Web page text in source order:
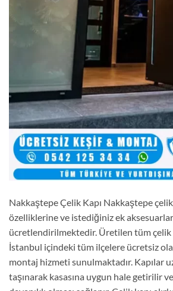
Nakkaştepe Çelik Kapı Nakkaştepe çelik
özelliklerine ve istediğiniz ek
ücretlendirilmektedir. Üretilen tüm çelik
İstanbul içindeki tüm ilçelere ücretsiz
montaj hizmeti sunulmaktadır. Kapılar
taşınarak kasasına uygun hale getirilir